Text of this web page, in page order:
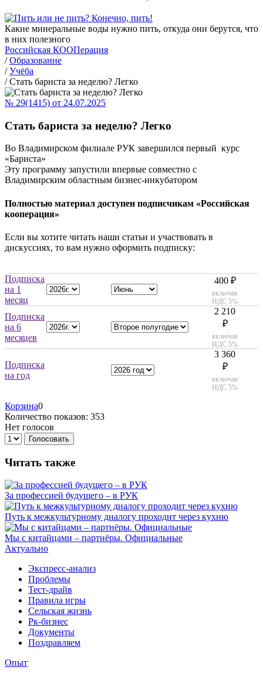
Какие минеральные воды нужно пить, откуда они берутся, что
в них полезного
Российская КООПерация
/ Образование
/ Учёба
/ Стать бариста за неделю? Легко
№ 29(1415) от 24.07.2025
Стать бариста за неделю? Легко
Во Владимирском филиале РУК завершился первый курс
«Бариста»
Эту программу запустили впервые совместно с
Владимирским областным бизнес-инкубатором
Полностью материал доступен подписчикам «Российская
кооперация»
Если вы хотите читать наши статьи и участвовать в
дискуссиях, то вам нужно оформить подписку:
Подписка
на 1
месяц
400 ₽
включая
НДС 5%
Подписка
на 6
месяцев
2 210
₽
включая
НДС 5%
Подписка
на год
3 360
₽
включая
НДС 5%
Корзина0
Количество показов: 353
Нет голосов
Голосовать
Читать также
За профессией будущего – в РУК
Путь к межкультурному диалогу проходит через кухню
Мы с китайцами – партнёры. Официальные
Актуально
Экспресс-анализ
Проблемы
Тест-драйв
Правила игры
Сельская жизнь
Рк-бизнес
Документы
Поздравляем
Опыт